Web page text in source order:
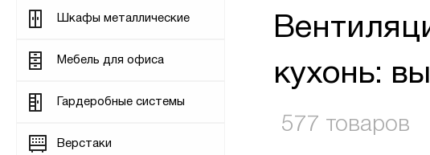
Шкафы металлические
Мебель для офиса
Гардеробные системы
Верстаки
кухонь:
577 товаров